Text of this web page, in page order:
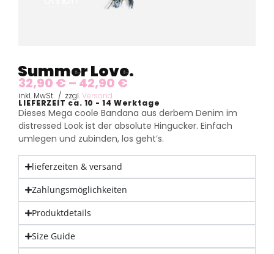
Summer Love.
32,90 € – 42,90 €
inkl. MwSt. / zzgl.Versand
LIEFERZEIT ca. 10 - 14 Werktage
Dieses Mega coole Bandana aus derbem Denim im
distressed Look ist der absolute Hingucker. Einfach
umlegen und zubinden, los geht’s.
lieferzeiten & versand
Zahlungsmöglichkeiten
Produktdetails
Size Guide